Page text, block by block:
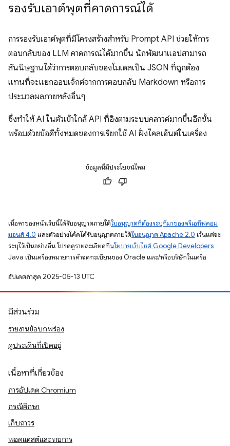
รองรับเอาต์พุตที่คาดการณ์ได้
การรองรับเอาต์พุตที่มีโครงสร้างสำหรับ Prompt API ช่วยให้การ
ตอบกลับของ LLM คาดการณ์ได้มากขึ้น นักพัฒนาแอปสามารถ
สันนิษฐานได้ว่าการตอบกลับของโมเดลเป็น JSON ที่ถูกต้อง
แทนที่จะแยกออบเจ็กต์จากการตอบกลับ Markdown หรือการ
ประมวลผลภายหลังอื่นๆ
ซึ่งทำให้ AI ในตัวเข้าใกล้ API ที่อิงตามระบบคลาวด์มากขึ้นอีกขั้น
พร้อมด้วยข้อดีทั้งหมดของการเรียกใช้ AI ฝั่งไคลเอ็นต์ในเครื่อง
ข้อมูลนี้มีประโยชน์ไหม
เนื้อหาของหน้าเว็บนี้ได้รับอนุญาตภายใต้ใบอนุญาตที่ต้องระบุที่มาของครีเอทีฟคอม
มอนส์ 4.0 และตัวอย่างโค้ดได้รับอนุญาตภายใต้ใบอนุญาต Apache 2.0 เว้นแต่จะ
ระบุไว้เป็นอย่างอื่น โปรดดูรายละเอียดที่นโยบายเว็บไซต์ Google Developers
Java เป็นเครื่องหมายการค้าจดทะเบียนของ Oracle และ/หรือบริษัทในเครือ
อัปเดตล่าสุด 2025-05-13 UTC
มีส่วนร่วม
รายงานข้อบกพร่อง
ดูประเด็นที่เปิดอยู่
เนื้อหาที่เกี่ยวข้อง
การอัปเดต Chromium
กรณีศึกษา
เก็บถาวร
พอดแคสต์และรายการ